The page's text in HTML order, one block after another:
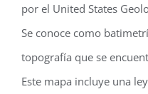
por el United States
Se conoce como
topografía que se
Este mapa incluye una